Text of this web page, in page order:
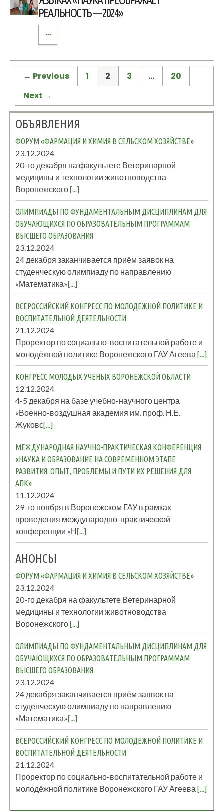
РЕАЛЬНОСТЬ — 2024»
← Previous 1 2 3 …
20
Next →
ОБЪЯВЛЕНИЯ
ФОРУМ «ФАРМАЦИЯ И ХИМИЯ В СЕЛЬСКОМ ХОЗЯЙСТВЕ»
23.12.2024
20-го декабря на факультете Ветеринарной
медицины и технологии животноводства
Воронежского[...]
ОЛИМПИАДЫ ПО ФУНДАМЕНТАЛЬНЫМ ДИСЦИПЛИНАМ ДЛЯ
ОБУЧАЮЩИХСЯ ПО ОБРАЗОВАТЕЛЬНЫМ ПРОГРАММАМ
ВЫСШЕГО ОБРАЗОВАНИЯ
23.12.2024
24 декабря заканчивается приём заявок на
студенческую олимпиаду по направлению
«Математика»[...]
ВСЕРОССИЙСКИЙ КОНГРЕСС ПО МОЛОДЕЖНОЙ ПОЛИТИКЕ И
ВОСПИТАТЕЛЬНОЙ ДЕЯТЕЛЬНОСТИ
21.12.2024
Проректор по социально-воспитательной работе и
молодёжной политике Воронежского ГАУ Агеева [...]
КОНГРЕСС МОЛОДЫХ УЧЕНЫХ ВОРОНЕЖСКОЙ ОБЛАСТИ
12.12.2024
4-5 декабря на базе учебно-научного центра
«Военно-воздушная академия им. проф. Н.Е.
Жуковс[...]
МЕЖДУНАРОДНАЯ НАУЧНО-ПРАКТИЧЕСКАЯ КОНФЕРЕНЦИЯ
«НАУКА И ОБРАЗОВАНИЕ НА СОВРЕМЕННОМ ЭТАПЕ
РАЗВИТИЯ: ОПЫТ, ПРОБЛЕМЫ И ПУТИ ИХ РЕШЕНИЯ ДЛЯ
АПК»
11.12.2024
29-го ноября в Воронежском ГАУ в рамках
проведения международно-практической
конференции «Н[...]
АНОНСЫ
ФОРУМ «ФАРМАЦИЯ И ХИМИЯ В СЕЛЬСКОМ ХОЗЯЙСТВЕ»
23.12.2024
20-го декабря на факультете Ветеринарной
медицины и технологии животноводства
Воронежского[...]
ОЛИМПИАДЫ ПО ФУНДАМЕНТАЛЬНЫМ ДИСЦИПЛИНАМ ДЛЯ
ОБУЧАЮЩИХСЯ ПО ОБРАЗОВАТЕЛЬНЫМ ПРОГРАММАМ
ВЫСШЕГО ОБРАЗОВАНИЯ
23.12.2024
24 декабря заканчивается приём заявок на
студенческую олимпиаду по направлению
«Математика»[...]
ВСЕРОССИЙСКИЙ КОНГРЕСС ПО МОЛОДЕЖНОЙ ПОЛИТИКЕ И
ВОСПИТАТЕЛЬНОЙ ДЕЯТЕЛЬНОСТИ
21.12.2024
Проректор по социально-воспитательной работе и
молодёжной политике Воронежского ГАУ Агеева [...]